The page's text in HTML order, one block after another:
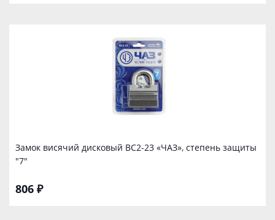
Замок висячий дисковый ВС2-23 «ЧАЗ», степень защиты
"7"
806 ₽